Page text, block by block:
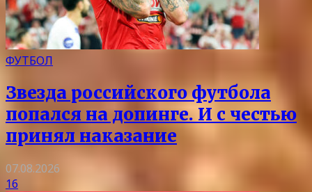
ФУТБОЛ
Звезда российского футбола
попался на допинге. И с честью
принял наказание
07.08.2026
16